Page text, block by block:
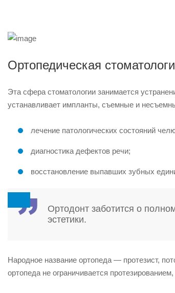
Ортопедическая
Эта сфера стоматологии занимается
устанавливает импланты, съемные и
лечение патологических состояний
диагностика дефектов речи;
восстановление выпавших зубных
Ортодонт заботится о
эстетики.
Народное название ортопеда — протезист,
ортопеда не ограничивается